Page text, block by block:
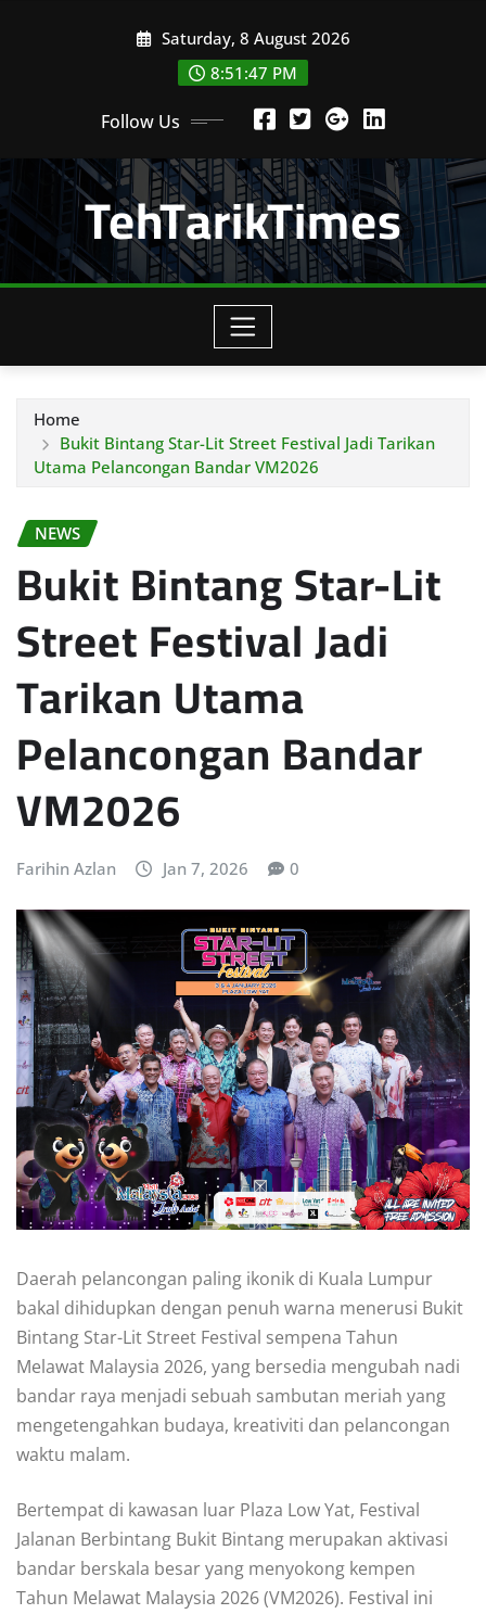
Saturday, 8 August 2026
8:51:49 PM
Follow Us
TehTarikTimes
Home
Bukit Bintang Star-Lit Street Festival Jadi Tarikan
Utama Pelancongan Bandar VM2026
NEWS
Bukit Bintang Star-Lit
Street Festival Jadi
Tarikan Utama
Pelancongan Bandar
VM2026
Farihin Azlan Jan 7, 2026 0
Daerah pelancongan paling ikonik di Kuala Lumpur
bakal dihidupkan dengan penuh warna menerusi Bukit
Bintang Star-Lit Street Festival sempena Tahun
Melawat Malaysia 2026, yang bersedia mengubah nadi
bandar raya menjadi sebuah sambutan meriah yang
mengetengahkan budaya, kreativiti dan pelancongan
waktu malam.
Bertempat di kawasan luar Plaza Low Yat, Festival
Jalanan Berbintang Bukit Bintang merupakan aktivasi
bandar berskala besar yang menyokong kempen
Tahun Melawat Malaysia 2026 (VM2026). Festival ini